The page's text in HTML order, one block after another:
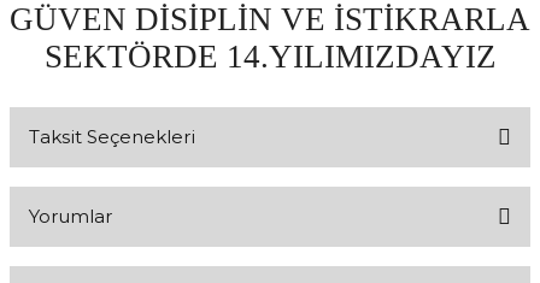
GÜVEN DİSİPLİN VE İSTİKRARLA
SEKTÖRDE 14.YILIMIZDAYIZ
Taksit Seçenekleri
Yorumlar